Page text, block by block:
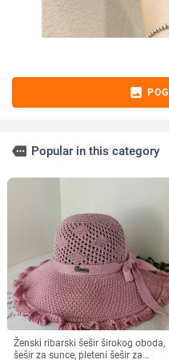
image
more Popular in this category
Ženski ribarski šešir širokog oboda,
šešir za sunce, pleteni šešir za